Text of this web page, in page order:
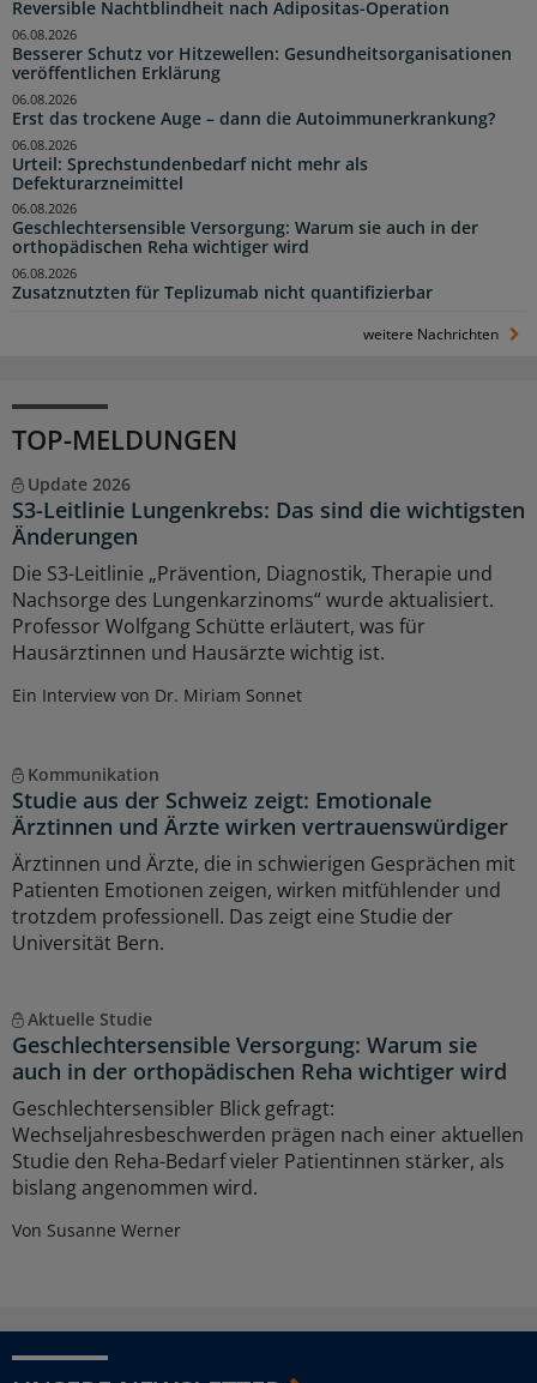
Reversible Nachtblindheit nach Adipositas-Operation
Besserer Schutz vor Hitzewellen: Gesundheitsorganisationen
veröffentlichen Erklärung
06.08.2026
Erst das trockene Auge – dann die Autoimmunerkrankung?
06.08.2026
Urteil: Sprechstundenbedarf nicht mehr als
Defekturarzneimittel
06.08.2026
Geschlechtersensible Versorgung: Warum sie auch in der
orthopädischen Reha wichtiger wird
06.08.2026
Zusatznutzten für Teplizumab nicht quantifizierbar
06.08.2026
weitere Nachrichten
TOP-MELDUNGEN
Update 2026
S3-Leitlinie Lungenkrebs: Das sind die wichtigsten
Änderungen
Die S3-Leitlinie „Prävention, Diagnostik, Therapie und
Nachsorge des Lungenkarzinoms“ wurde aktualisiert.
Professor Wolfgang Schütte erläutert, was für
Hausärztinnen und Hausärzte wichtig ist.
Ein Interview von Dr. Miriam Sonnet
Kommunikation
Studie aus der Schweiz zeigt: Emotionale
Ärztinnen und Ärzte wirken vertrauenswürdiger
Ärztinnen und Ärzte, die in schwierigen Gesprächen mit
Patienten Emotionen zeigen, wirken mitfühlender und
trotzdem professionell. Das zeigt eine Studie der
Universität Bern.
Aktuelle Studie
Geschlechtersensible Versorgung: Warum sie
auch in der orthopädischen Reha wichtiger wird
Geschlechtersensibler Blick gefragt:
Wechseljahresbeschwerden prägen nach einer aktuellen
Studie den Reha-Bedarf vieler Patientinnen stärker, als
bislang angenommen wird.
Von Susanne Werner